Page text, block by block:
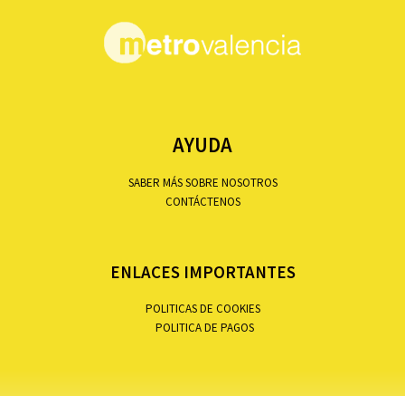
AYUDA
SABER MÁS SOBRE NOSOTROS
CONTÁCTENOS
ENLACES IMPORTANTES
POLITICAS DE COOKIES
POLITICA DE PAGOS